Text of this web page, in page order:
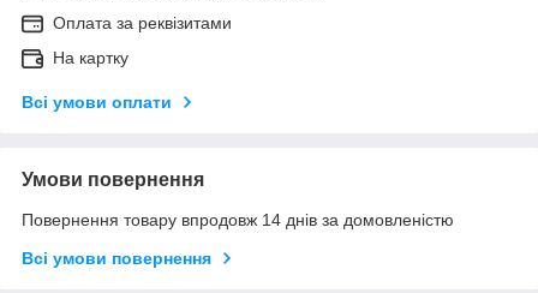
Оплата за реквізитами
На картку
Всі умови оплати
Умови повернення
Повернення товару впродовж 14 днів за домовленістю
Всі умови повернення